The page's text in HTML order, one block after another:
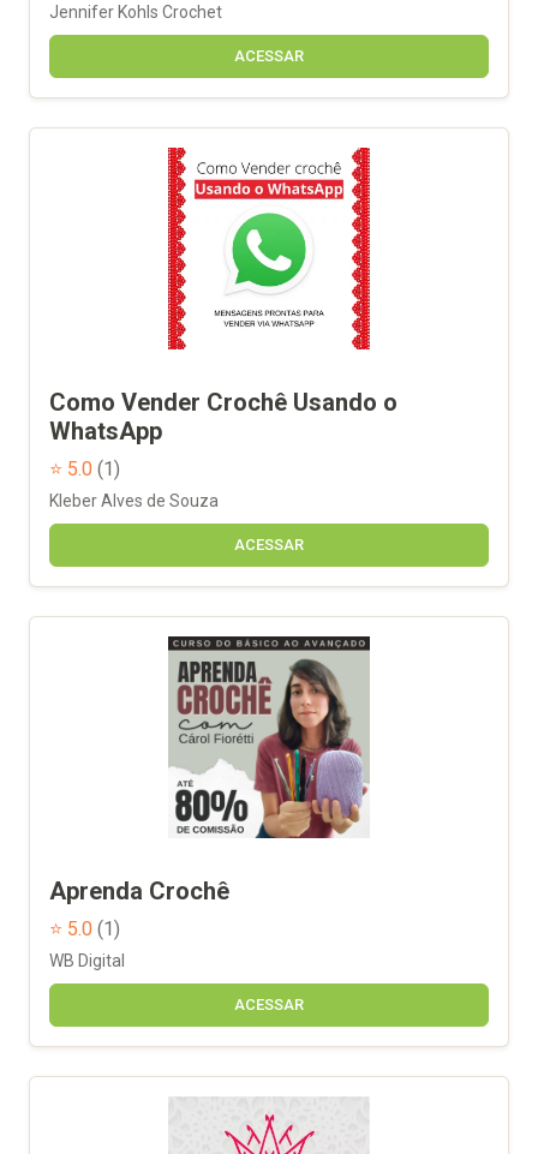
Jennifer Kohls Crochet
ACESSAR
Como Vender Crochê Usando o
WhatsApp
⭐ 5.0 (1)
Kleber Alves de Souza
ACESSAR
Aprenda Crochê
⭐ 5.0 (1)
WB Digital
ACESSAR